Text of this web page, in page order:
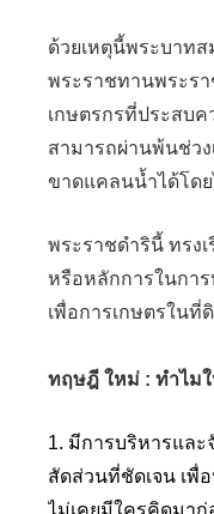
ด้วยเหตุนี้พระบาทส
พระราชทานพระรา
เกษตรกรที่ประสบค
สามารถผ่านพ้นช่วง
ขาดแคลนน้ำได้โด
พระราชดำรินี้ ทรงเ
หรือหลักการในกา
เพื่อการเกษตรในที่
ทฤษฎี ใหม่ : ทำไม
1. มีการบริหารและ
สัดส่วนที่ชัดเจน เพื่
ไม่เคยมีใครคิดมาก่